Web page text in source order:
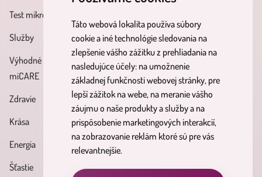
Táto webová lokalita používa súbory
cookie a iné technológie sledovania na
zlepšenie vášho zážitku z prehliadania na
nasledujúce účely: na umožnenie
základnej funkčnosti webovej stránky, pre
lepší zážitok na webe, na meranie vášho
záujmu o naše produkty a služby a na
prispôsobenie marketingových interakcií,
na zobrazovanie reklám ktoré sú pre vás
relevantnejšie.
Test mikrobiómu
Služby
Výhodné balíky
miCARE
Zdravie
Krása
Energia
Šťastie
Zásady spracúvania osobných
údajov
Reklamačný poriadok
Poučenie o právach
dotknutých osôb
Formulár na odstúpenie od
zmluvy
Účinné látky
Partnerský
program